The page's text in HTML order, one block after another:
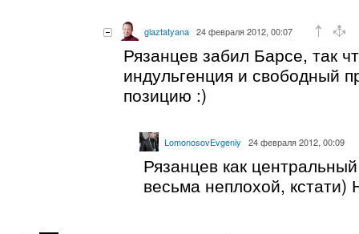
glaztatyana 24 февраля 2012, 00:07
Рязанцев забил Барсе, так
индульгенция и свободный
позицию :)
LomonosovEvgeniy 24 февраля 2012, 00:09
Рязанцев как
весьма неплохой,